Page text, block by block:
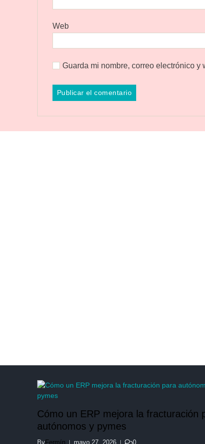
Web
Guarda mi nombre, correo electrónico
Cómo un ERP mejora la fracturación
autónomos y pymes
ByFermín mayo 27, 2026 0